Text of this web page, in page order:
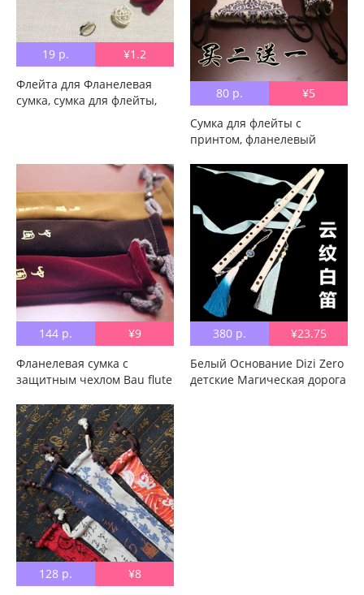
19 р.
¥1.2
Флейта для Фланелевая
сумка, сумка для флейты,
фабрики, выгодно большие
80 р.
¥5
Сумка для флейты с
принтом, фланелевый
большой головкой Nanxiao
широкая мягкий
утепленный Две секции
старинного стиля могут
использоваться для
защиты флейты.
144 р.
¥9
Фланелевая сумка с
защитным чехлом Bau flute
Музыкальный инструмент
пылезащитный чехол
тканевый мешок
бамбуковая флейта
отверстие флейта сумка
Nanxiao
380 р.
¥23.75
Белый Основание Dizi Zero
детские Магическая дорога
128 р.
¥8